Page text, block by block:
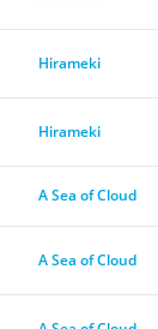
Hirameki
Hirameki
A Sea of Cloud
A Sea of Cloud